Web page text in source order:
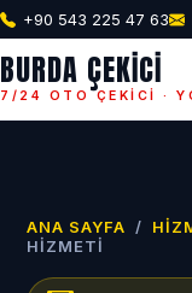
+90 543 225 47 63
BURDA ÇEKICI
7/24 OTO ÇEKICI ·
ANA SAYFA /
HIZMETI